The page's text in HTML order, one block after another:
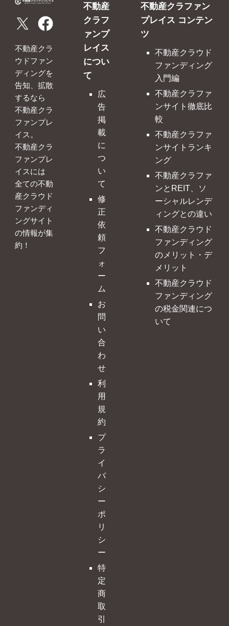
不動産クラ
ウドファン
ディングを
告知、拡散
するなら
不動産クラ
ファンプレ
イス。
不動産クラ
ファンプレ
イスには
全ての不動
産クラウド
ファンディ
ングサイト
の情報が集
約！
不動産
クラフ
ァンプ
レイス
につい
て
広
告
掲
載
に
つ
い
て
修
正
依
頼
フ
ォ
ー
ム
お
問
い
合
わ
せ
利
用
規
約
プ
ラ
イ
バ
シ
ー
ポ
リ
シ
ー
特
定
商
取
引
不動産クラファン
プレイス コンテン
ツ
不動産クラウド
ファンディング
入門編
不動産クラファ
ンサイト徹底比
較
不動産クラファ
ンサイトランキ
ング
不動産クラファ
ンとREIT、ソ
ーシャルレンデ
ィングとの違い
不動産クラウド
ファンディング
のメリット・デ
メリット
不動産クラウド
ファンディング
の税金関連につ
いて